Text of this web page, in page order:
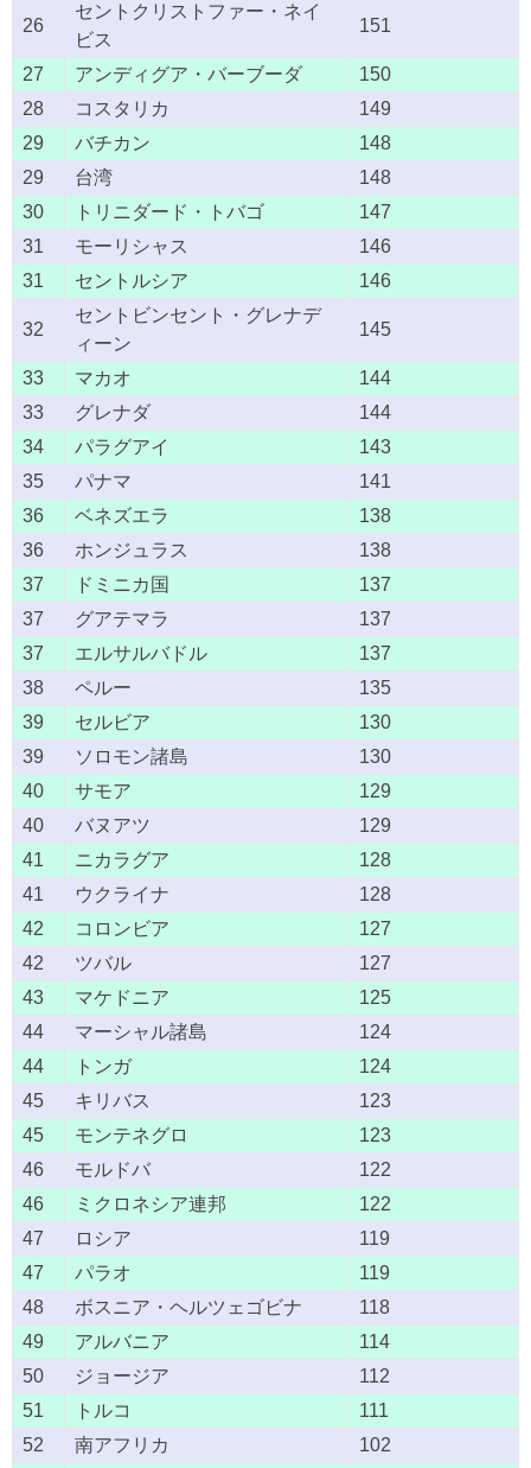
26
セントクリストファー・ネイ
ビス
151
27 アンディグア・バーブーダ
150
28
コスタリカ
149
29
バチカン
148
29
台湾
148
30
トリニダード・トバゴ
147
31
モーリシャス
146
31
セントルシア 146
32
セントビンセント・グレナデ
ィーン
145
33 マカオ
144
33
グレナダ
144
34
パラグアイ
143
35
パナマ
141
36
ベネズエラ
138
36
ホンジュラス
138
37
ドミニカ国
137
37
グアテマラ
137
37
エルサルバドル
137
38
ペルー
135
39
セルビア
130
39
ソロモン諸島
130
40
サモア
129
40
バヌアツ
129
41
ニカラグア
128
41
ウクライナ
128
42
コロンビア
127
42
ツバル
127
43
マケドニア
125
44
マーシャル諸島
124
44
トンガ
124
45
キリバス
123
45
モンテネグロ
123
46
モルドバ
122
46
ミクロネシア連邦
122
47
ロシア
119
47
パラオ
119
48
ボスニア・ヘルツェゴビナ
118
49
アルバニア
114
50
ジョージア
112
51
トルコ
111
52
南アフリカ
102